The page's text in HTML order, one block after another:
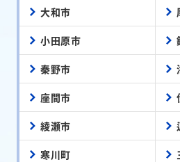
大和市
小田原市
秦野市
座間市
綾瀬市
寒川町